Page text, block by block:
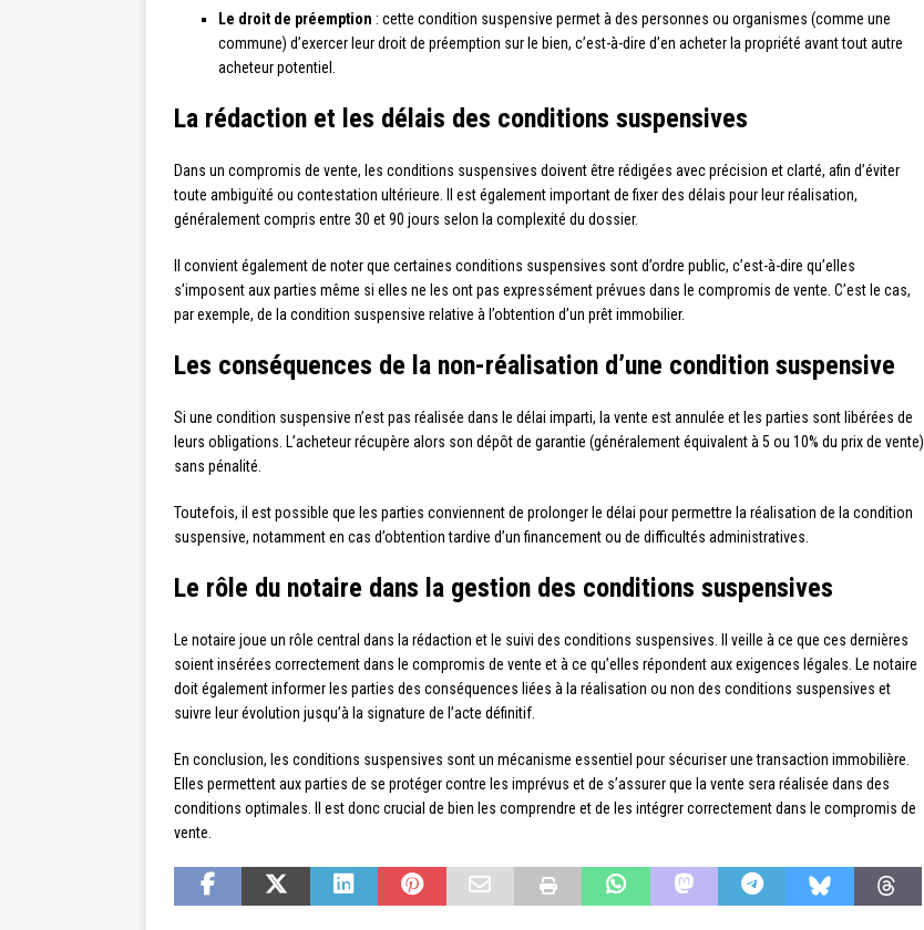
Le droit de préemption : cette condition suspensive permet à des personnes ou organismes (comme une
commune) d’exercer leur droit de préemption sur le bien, c’est-à-dire d’en acheter la propriété avant tout autre
acheteur potentiel.
La rédaction et les délais des conditions suspensives
Dans un compromis de vente, les conditions suspensives doivent être rédigées avec précision et clarté, afin d’éviter
toute ambiguïté ou contestation ultérieure. Il est également important de fixer des délais pour leur réalisation,
généralement compris entre 30 et 90 jours selon la complexité du dossier.
Il convient également de noter que certaines conditions suspensives sont d’ordre public, c’est-à-dire qu’elles
s’imposent aux parties même si elles ne les ont pas expressément prévues dans le compromis de vente. C’est le cas,
par exemple, de la condition suspensive relative à l’obtention d’un prêt immobilier.
Les conséquences de la non-réalisation d’une condition suspensive
Si une condition suspensive n’est pas réalisée dans le délai imparti, la vente est annulée et les parties sont libérées de
leurs obligations. L’acheteur récupère alors son dépôt de garantie (généralement équivalent à 5 ou 10% du prix de vente)
sans pénalité.
Toutefois, il est possible que les parties conviennent de prolonger le délai pour permettre la réalisation de la condition
suspensive, notamment en cas d’obtention tardive d’un financement ou de difficultés administratives.
Le rôle du notaire dans la gestion des conditions suspensives
Le notaire joue un rôle central dans la rédaction et le suivi des conditions suspensives. Il veille à ce que ces dernières
soient insérées correctement dans le compromis de vente et à ce qu’elles répondent aux exigences légales. Le notaire
doit également informer les parties des conséquences liées à la réalisation ou non des conditions suspensives et
suivre leur évolution jusqu’à la signature de l’acte définitif.
En conclusion, les conditions suspensives sont un mécanisme essentiel pour sécuriser une transaction immobilière.
Elles permettent aux parties de se protéger contre les imprévus et de s’assurer que la vente sera réalisée dans des
conditions optimales. Il est donc crucial de bien les comprendre et de les intégrer correctement dans le compromis de
vente.